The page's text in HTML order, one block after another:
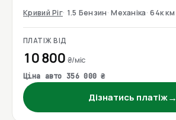
Кривий Ріг 1.5 Бензин Механіка 64к км
ПЛАТІЖ ВІД
10 800 ₴/міс
Ціна авто 356 000 ₴
Дізнатись платіж→